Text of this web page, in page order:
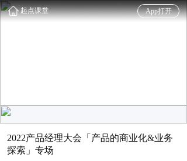
起点课堂 App打开
2022产品经理大会「产品的商业化&业务
探索」专场